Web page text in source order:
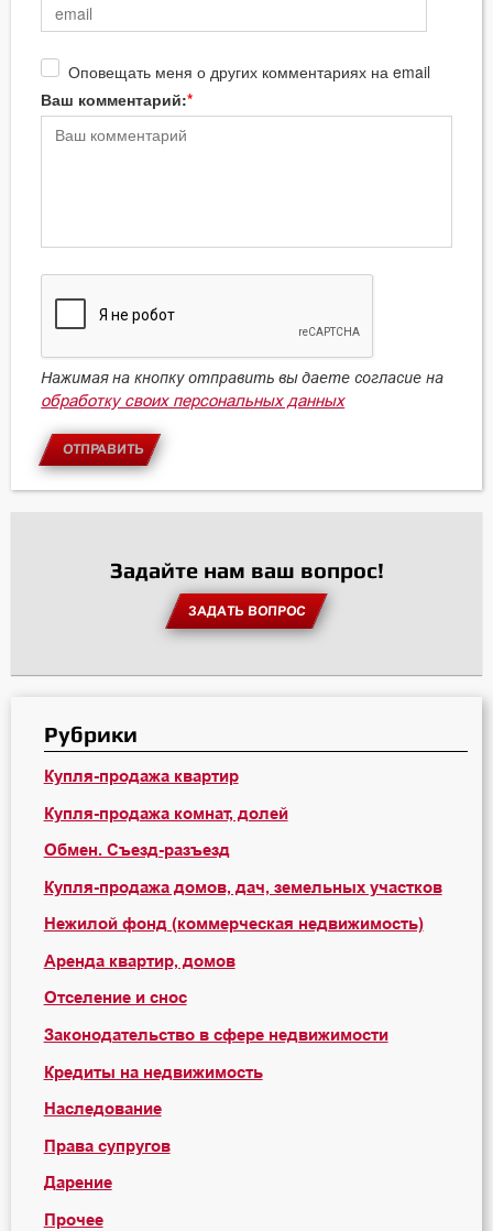
Оповещать меня о других комментариях на email
Ваш комментарий:
Нажимая на кнопку отправить вы даете согласие на
обработку своих персональных данных
ОТПРАВИТЬ
Задайте нам ваш вопрос!
ЗАДАТЬ ВОПРОС
Рубрики
Купля-продажа квартир
Купля-продажа комнат, долей
Обмен. Съезд-разъезд
Купля-продажа домов, дач, земельных участков
Нежилой фонд (коммерческая недвижимость)
Аренда квартир, домов
Отселение и снос
Законодательство в сфере недвижимости
Кредиты на недвижимость
Наследование
Права супругов
Дарение
Прочее